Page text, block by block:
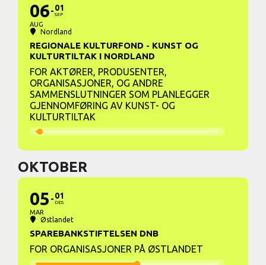
06
AUG
01
SEP
Nordland
REGIONALE KULTURFOND - KUNST OG
KULTURTILTAK I NORDLAND
FOR AKTØRER, PRODUSENTER,
ORGANISASJONER, OG ANDRE
SAMMENSLUTNINGER SOM PLANLEGGER
GJENNOMFØRING AV KUNST- OG
KULTURTILTAK
OKTOBER
05
MAR
01
DES
Østlandet
SPAREBANKSTIFTELSEN DNB
FOR ORGANISASJONER PÅ ØSTLANDET